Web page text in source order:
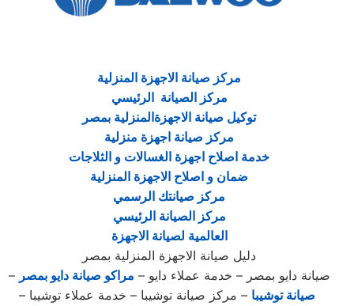
مركز صيانة الاجهزة المنزلية
مركز الصيانة الرئيسي
توكيل صيانة الاجهزةالمنزلية بمصر
مركز صيانة اجهزة منزلية
خدمة اصلاح اجهزة الغسالات و الثلاجات
ضمان و اصلاح الاجهزة المنزلية
مركز صيانتك الرسمي
مركز الصيانة الرئيسي
العالمية لصيانة الاجهزة
دليل صيانة الاجهزة المنزلية بمصر
صيانة دايو بمصر – خدمة عملاء دايو – مراكو صيانة دايو بمصر –
صيانة توشيبا – مركز صيانة توشيبا – خدمة عملاء توشيبا –